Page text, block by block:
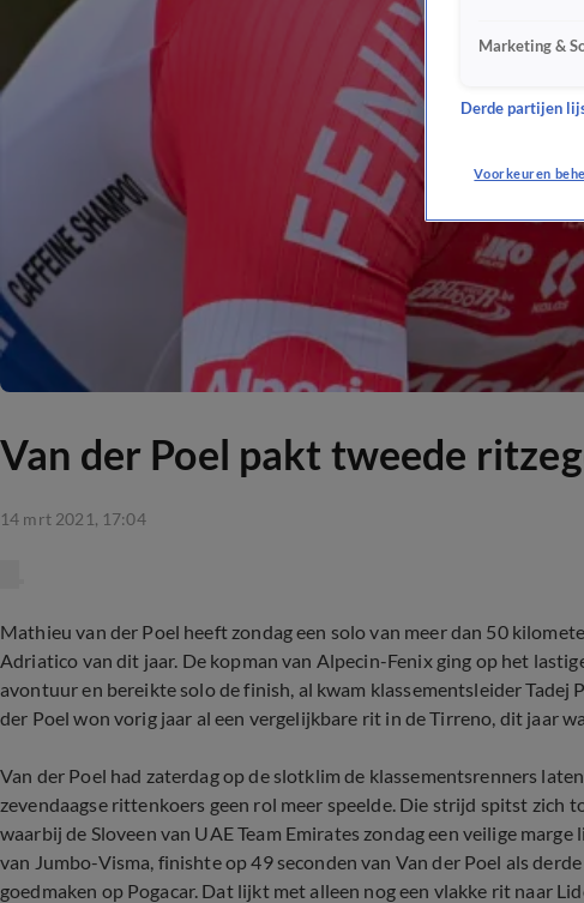
Van der Poel pakt tweede
14 mrt 2021, 17:04
Mathieu van der Poel heeft zondag een solo van meer dan 50
Adriatico van dit jaar. De kopman van Alpecin-Fenix ging op het
avontuur en bereikte solo de finish, al kwam klassementsleider Tadej
der Poel won vorig jaar al een vergelijkbare rit in de Tirreno, dit jaar
Van der Poel had zaterdag op de slotklim de klassementsrenners
zevendaagse rittenkoers geen rol meer speelde. Die strijd spitst zich
waarbij de Sloveen van UAE Team Emirates zondag een veilige
van Jumbo-Visma, finishte op 49 seconden van Van der Poel als
goedmaken op Pogacar. Dat lijkt met alleen nog een vlakke rit naar
Marketing &
Derde partijen
Voorkeuren